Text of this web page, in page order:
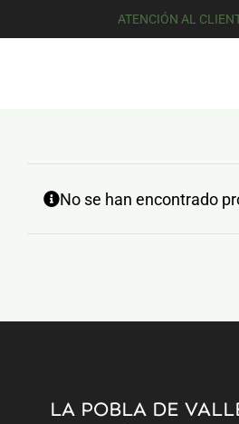
al
ATENCIÓN AL
No se han encontrado
LA POBLA DE